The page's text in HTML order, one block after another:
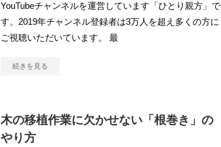
YouTubeチャンネルを運営しています「ひとり親方」で
す。2019年チャンネル登録者は3万人を超え多くの方に
ご視聴いただいています。 最
続きを見る
木の移植作業に欠かせない「根巻き」の
やり方